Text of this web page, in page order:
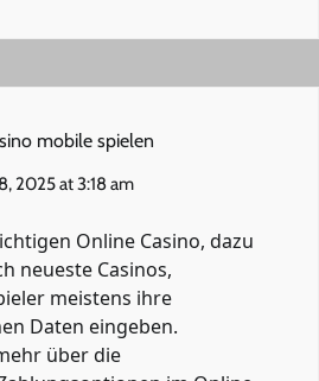
mobile spielen
2025 at 3:18 am
Online Casino, dazu
neueste Casinos,
meistens ihre
Daten eingeben.
über die